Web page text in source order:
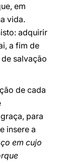
em
vida.
adquirir
a fim de
salvação
de cada
para
insere a
em cujo